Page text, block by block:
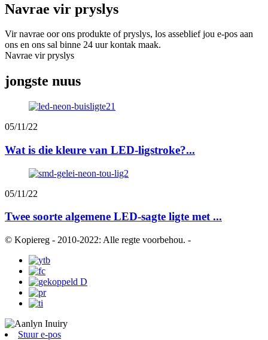
Navrae vir pryslys
Vir navrae oor ons produkte of pryslys, los asseblief jou e-pos aan
ons en ons sal binne 24 uur kontak maak.
Navrae vir pryslys
jongste nuus
05/11/22
Wat is die kleure van LED-ligstroke?...
05/11/22
Twee soorte algemene LED-sagte ligte met ...
© Kopiereg - 2010-2022: Alle regte voorbehou. -
Stuur e-pos